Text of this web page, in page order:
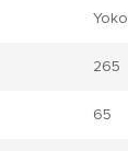
265
65